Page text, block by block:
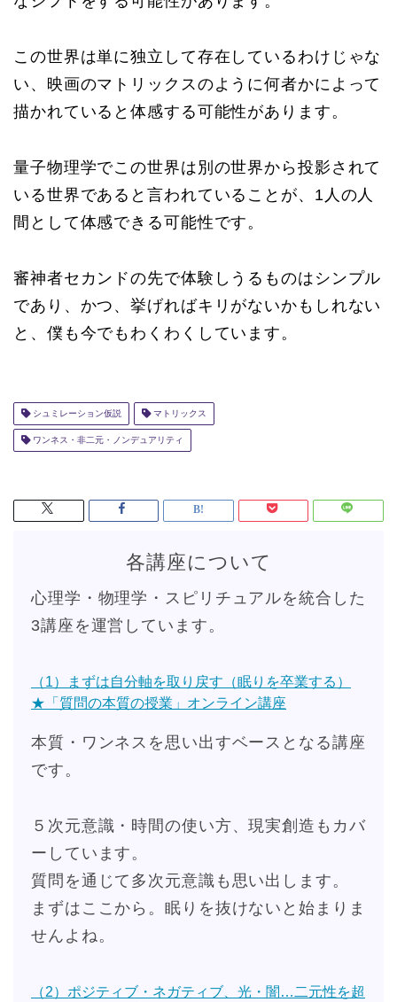
この世界は単に独立して存在しているわけじゃな
い、映画のマトリックスのように何者かによって
描かれていると体感する可能性があります。
量子物理学でこの世界は別の世界から投影されて
いる世界であると言われていることが、1人の人
間として体感できる可能性です。
審神者セカンドの先で体験しうるものはシンプル
であり、かつ、挙げればキリがないかもしれない
と、僕も今でもわくわくしています。
シュミレーション仮説 マトリックス
ワンネス・非二元・ノンデュアリティ
各講座について
心理学・物理学・スピリチュアルを統合した
3講座を運営しています。
（1）まずは自分軸を取り戻す（眠りを卒業する）
★「質問の本質の授業」オンライン講座
本質・ワンネスを思い出すベースとなる講座
です。
５次元意識・時間の使い方、現実創造もカバ
ーしています。
質問を通じて多次元意識も思い出します。
まずはここから。眠りを抜けないと始まりま
せんよね。
（2）ポジティブ・ネガティブ、光・闇…二元性を超